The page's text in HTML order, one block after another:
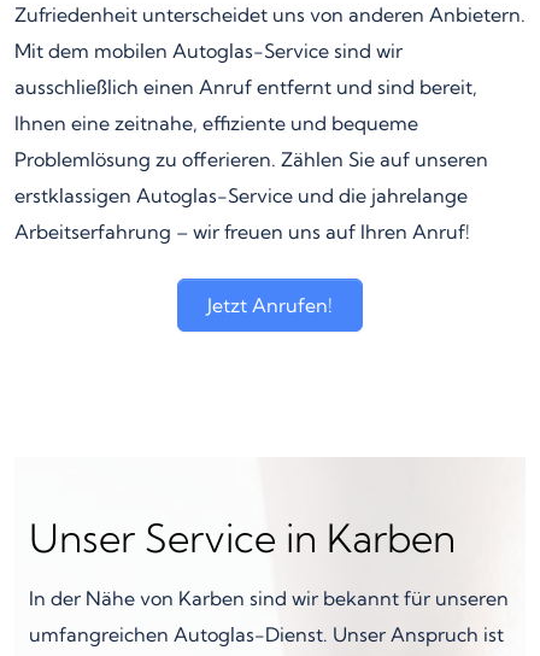
Zufriedenheit unterscheidet uns von anderen Anbietern.
Mit dem mobilen Autoglas-Service sind wir
ausschließlich einen Anruf entfernt und sind bereit,
Ihnen eine zeitnahe, effiziente und bequeme
Problemlösung zu offerieren. Zählen Sie auf unseren
erstklassigen Autoglas-Service und die jahrelange
Arbeitserfahrung – wir freuen uns auf Ihren Anruf!
Jetzt Anrufen!
Unser Service in Karben
In der Nähe von Karben sind wir bekannt für unseren
umfangreichen Autoglas-Dienst. Unser Anspruch ist